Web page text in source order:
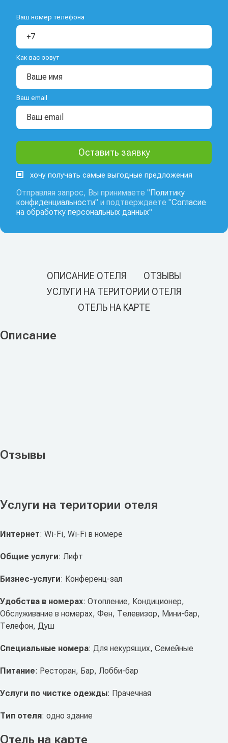
Ваш номер телефона
Как вас зовут
Ваш email
хочу получать самые выгодные предложения
Отправляя запрос, Вы принимаете " Политику
конфиденциальности" и подтверждаете "Согласие
на обработку персональных данных"
ОПИСАНИЕ ОТЕЛЯ
ОТЗЫВЫ
УСЛУГИ НА ТЕРИТОРИИ ОТЕЛЯ
ОТЕЛЬ НА КАРТЕ
Описание
Отзывы
Услуги на територии отеля
Интернет: Wi-Fi, Wi-Fi в номере
Общие услуги: Лифт
Бизнес-услуги: Конференц-зал
Удобства в номерах: Отопление, Кондиционер,
Обслуживание в номерах, Фен, Телевизор, Мини-бар,
Телефон, Душ
Специальные номера: Для некурящих, Семейные
Питание: Ресторан, Бар, Лобби-бар
Услуги по чистке одежды: Прачечная
Тип отеля: одно здание
Отель на карте